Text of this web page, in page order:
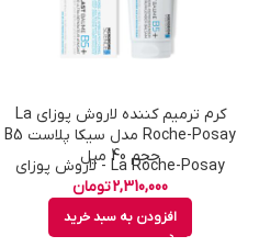
کرم ترمیم کننده لاروش پوزای La
Roche-Posay مدل سیکا پلاست B5
حجم 40 میل
La Roche-Posay - لاروش پوزای
2,310,000تومان
افزودن به سبد خرید